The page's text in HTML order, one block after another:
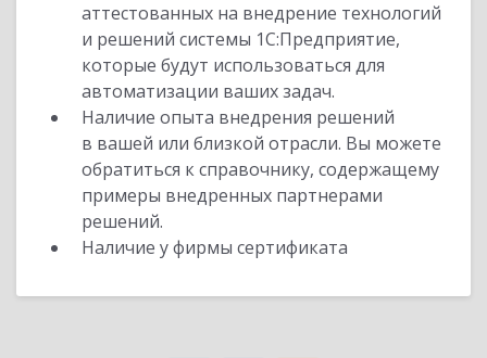
аттестованных на внедрение технологий
и решений системы 1С:Предприятие,
которые будут использоваться для
автоматизации ваших задач.
Наличие опыта внедрения решений
в вашей или близкой отрасли. Вы можете
обратиться к справочнику, содержащему
примеры внедренных партнерами
решений.
Наличие у фирмы сертификата